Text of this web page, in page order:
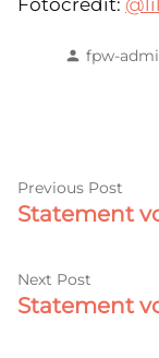
Posted
fpw-
Previous Post
Statement
Next Post
post:
Statement